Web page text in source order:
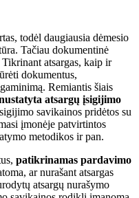
todėl daugiausia dėmesio
Tačiau dokumentinė
atsargas, kaip ir
dokumentus,
Remiantis šiais
atsargų įsigijimo
savikainos pridėtos su
įmonėje patvirtintos
metodikos ir pan.
patikrinamas pardavimo
ar nurašant atsargas
atsargų nurašymo